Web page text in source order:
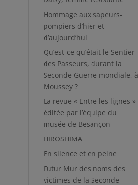
Hommage aux sapeurs-
pompiers d’hier et
d’aujourd’hui
Qu’est-ce qu’était le Sentier
des Passeurs, durant la
Seconde Guerre mondiale, à
Moussey ?
La revue « Entre les lignes »
éditée par l’équipe du
musée de Besançon
HIROSHIMA
En silence et en peine
Futur Mur des noms des
victimes de la Seconde